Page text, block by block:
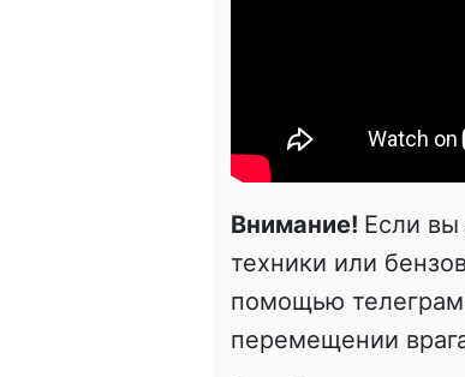
Внимание! Если
техники или
помощью
перемещении